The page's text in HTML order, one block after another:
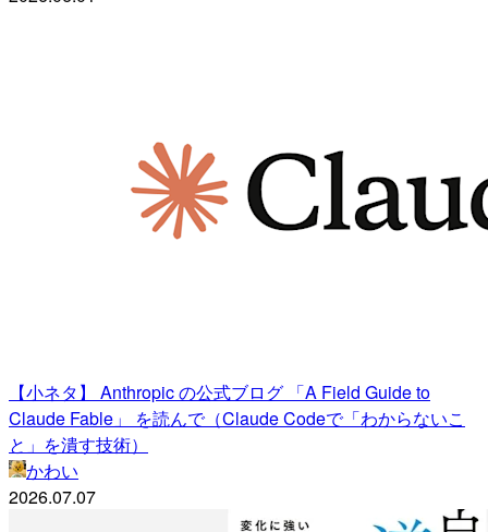
【小ネタ】 Anthropic の公式ブログ 「A Field Guide to
Claude Fable」 を読んで（Claude Codeで「わからないこ
と」を潰す技術）
かわい
2026.07.07